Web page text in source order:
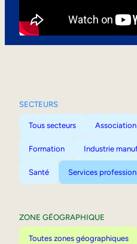
SECTEURS
Tous secteurs Association
Formation Industrie
Santé Services
ZONE GÉOGRAPHIQUE
Toutes zones géographiques